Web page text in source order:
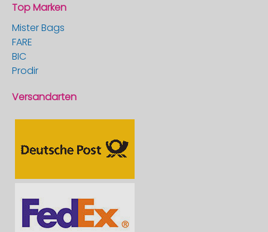
Top Marken
Mister Bags
FARE
BIC
Prodir
Versandarten